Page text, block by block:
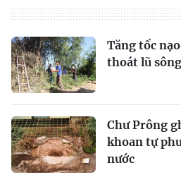
Tăng tốc
thoát lũ
Chư Prông
khoan tự
nước